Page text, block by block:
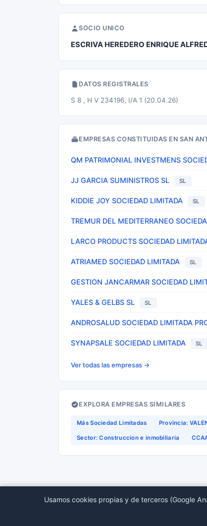
SOCIO UNICO
ESCRIVA HEREDERO ENRIQUE
DATOS REGISTRALES
S 8 , H V 234196, I/A 1 (20.04.26)
EMPRESAS CONSTITUIDAS EN SAN
QM PATRIMONIAL INVESTMENS
JJ GARCIA SUMINISTROS SL SL
KIDDIE JOY SOCIEDAD LIMITADA SL
TREMUR DEL MEDITERRANEO
LARCO PRODUCTS SOCIEDAD
ATRIAMED SOCIEDAD LIMITADA SL
GESTION JANCARMAR SOCIEDAD
YALES & GELBS SL SL
ANDROSALUD SOCIEDAD LIMITADA
SYNAPSALE SOCIEDAD LIMITADA SL
Ver todas las empresas →
EXPLORA EMPRESAS SIMILARES
Más Sociedad Limitadas Provincia:
Sector: Construccion e inmobiliaria
Usamos cookies propias y de terceros (Google